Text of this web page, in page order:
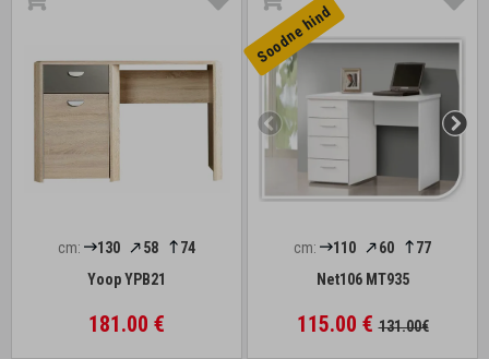
cm: 130 58
74
Yoop YPB21
181.00 €
Soodne hind
cm: 110 60
77
Net106 MT935
115.00 €131.00€